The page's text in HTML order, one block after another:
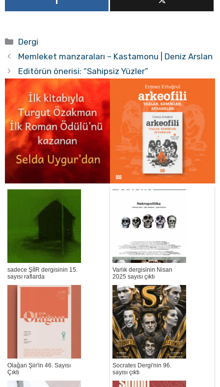
Kategoriler
Dergi
Memleket manzaraları – Kastamonu | Deniz Arslan
Editörün önerisi: “Sahipsiz Yüzler”
sadece ŞİİR dergisinin 15.
sayısı raflarda
Varlık dergisinin Nisan
2025 sayısı çıktı
Olağan Şiir'in 46. Sayısı
Çıktı
Socrates Dergi'nin 96.
sayısı çıktı